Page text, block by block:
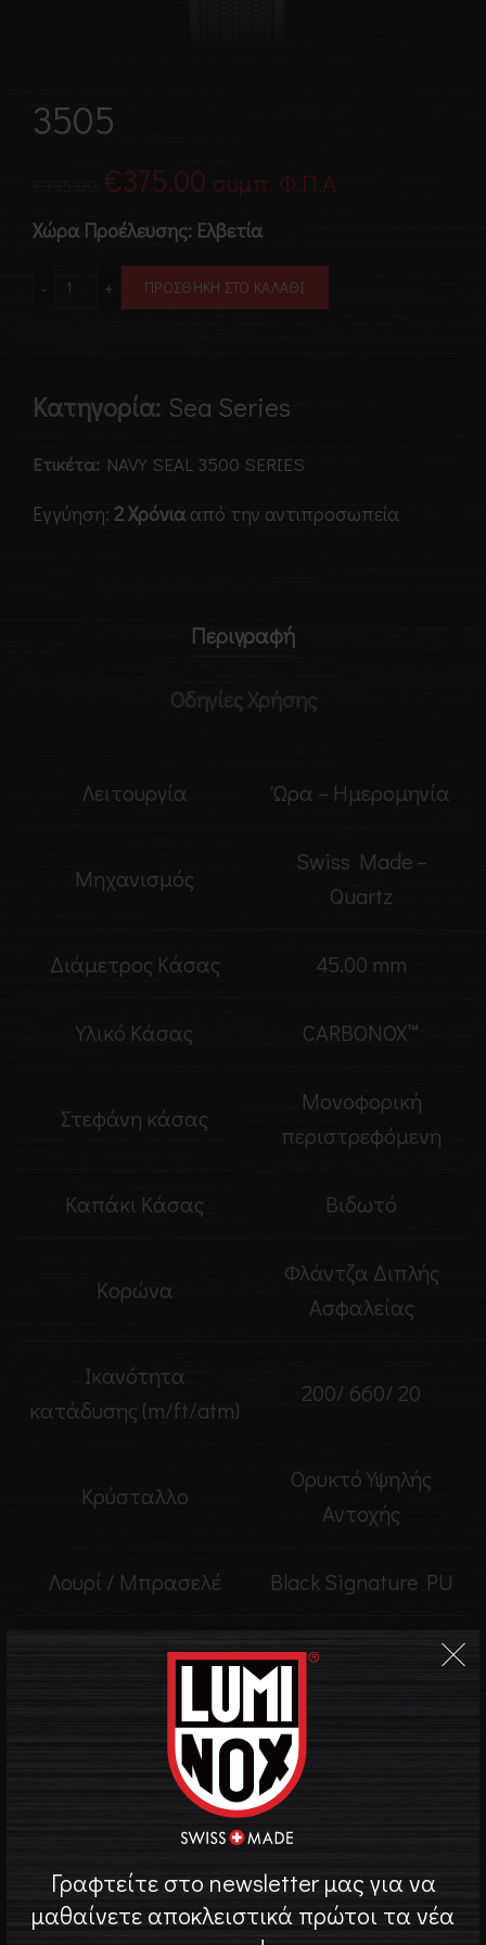
Γραφτείτε στο newsletter μας για να
μαθαίνετε αποκλειστικά πρώτοι τα νέα
3505
Original
price
was:
€395.00.
€375.00 Η
τρέχουσα
τιμή
είναι:
συμπ. Φ.Π.Α
Χώρα Προέλευσης: Ελβετία
ΠΡΟΣΘΉΚΗ ΣΤΟ ΚΑΛΆΘΙ
Κατηγορία: Sea Series
Ετικέτα: NAVY SEAL 3500 SERIES
Εγγύηση: 2 Χρόνια από την αντιπροσωπεία
Περιγραφή
Οδηγίες Χρήσης
Λειτουργία Ώρα – Ημερομηνία
Μηχανισμός
Swiss Made –
Quartz
Διάμετρος Κάσας 45.00 mm
Υλικό Κάσας CARBONOX™
Στεφάνη κάσας
Μονοφορική
περιστρεφόμενη
Καπάκι Κάσας Βιδωτό
Κορώνα
Φλάντζα Διπλής
Ασφαλείας
Ικανότητα
κατάδυσης (m/ft/atm)
200/ 660/ 20
Κρύσταλλο
Ορυκτό Υψηλής
Αντοχής
Λουρί / Μπρασελέ Black Signature PU
Πάχος Κάσας
Κουτί Ρολογιού